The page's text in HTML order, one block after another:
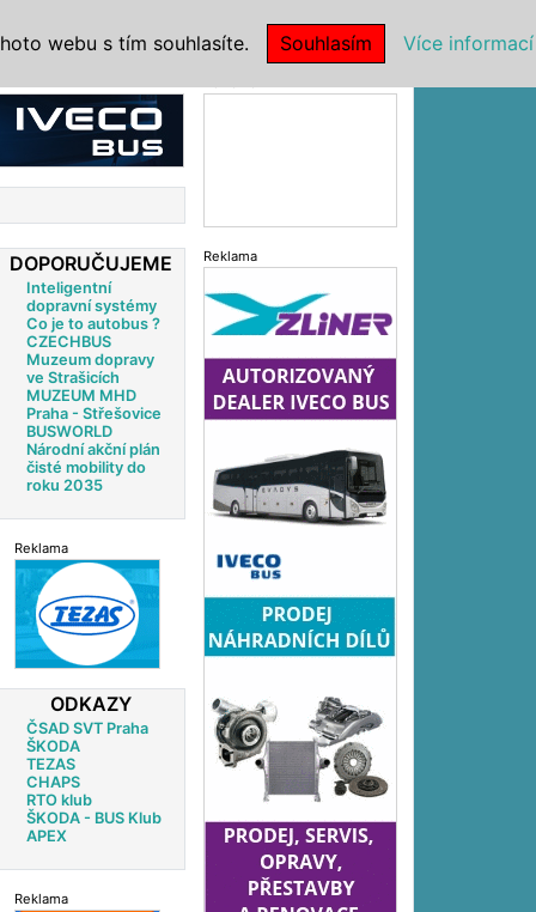
DOPORUČUJEME
Inteligentní
dopravní systémy
Co je to autobus ?
CZECHBUS
Muzeum dopravy
ve Strašicích
MUZEUM MHD
Praha - Střešovice
BUSWORLD
Národní akční plán
čisté mobility do
roku 2035
Reklama
ODKAZY
ČSAD SVT Praha
ŠKODA
TEZAS
CHAPS
RTO klub
ŠKODA - BUS Klub
APEX
Reklama
Reklama
webu s tím souhlasíte. Souhlasím Více informací